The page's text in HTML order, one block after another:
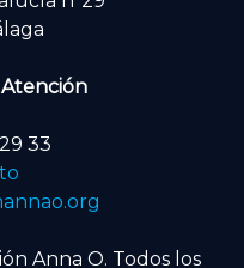
33
Anna O. Todos los